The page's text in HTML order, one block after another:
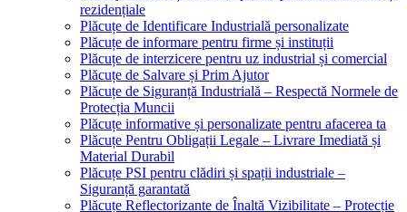
rezidențiale
Plăcuțe de Identificare Industrială personalizate
Plăcuțe de informare pentru firme și instituții
Plăcuțe de interzicere pentru uz industrial și comercial
Plăcuțe de Salvare și Prim Ajutor
Plăcuțe de Siguranță Industrială – Respectă Normele de
Protecția Muncii
Plăcuțe informative și personalizate pentru afacerea ta
Plăcuțe Pentru Obligații Legale – Livrare Imediată și
Material Durabil
Plăcuțe PSI pentru clădiri și spații industriale –
Siguranță garantată
Plăcuțe Reflectorizante de Înaltă Vizibilitate – Protecție